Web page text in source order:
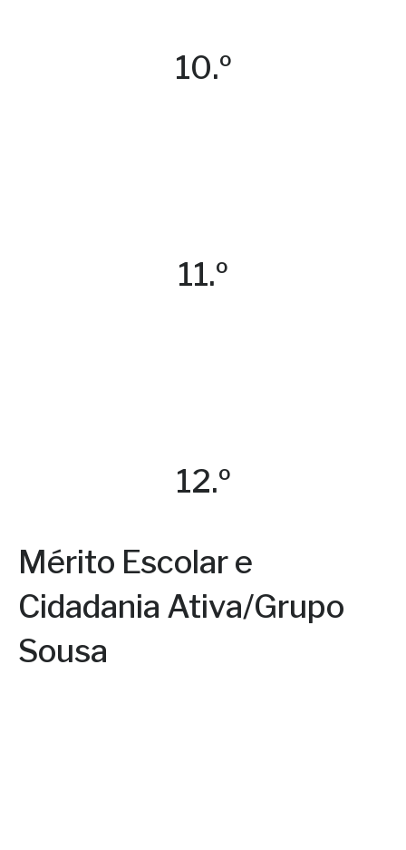
10.º
11.º
12.º
Mérito Escolar e
Cidadania Ativa/Grupo
Sousa